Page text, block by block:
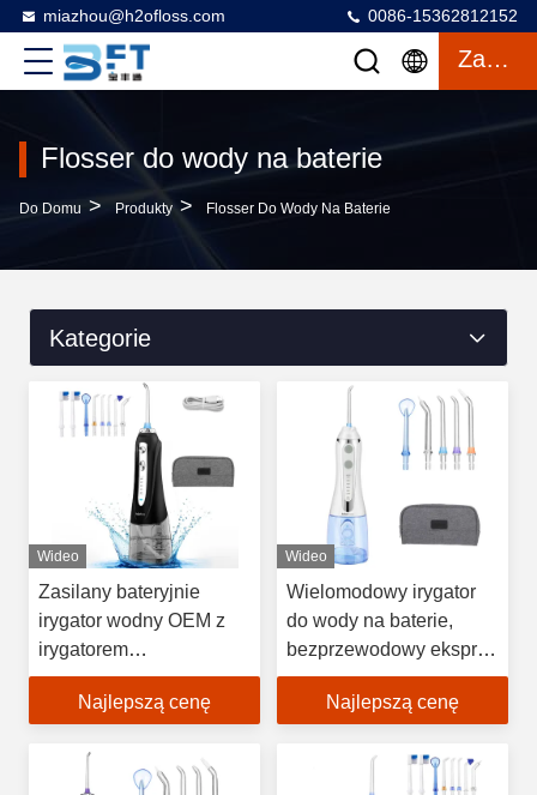
miazhou@h2ofloss.com 0086-15362812152
Zacytować
Flosser do wody na baterie
Do Domu > Produkty > Flosser Do Wody Na Baterie
Kategorie
Wideo
Zasilany bateryjnie
irygator wodny OEM z
irygatorem
dentystycznym o dużej
pojemności
Najlepszą cenę
Wideo
Wielomodowy irygator
do wody na baterie,
bezprzewodowy ekspres
do wody ODM
Najlepszą cenę